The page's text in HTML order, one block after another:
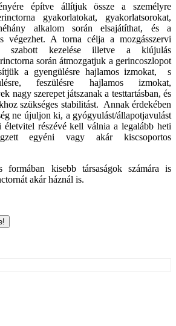
építve állítjuk össze a személyre
gyakorlatokat, gyakorlatsorokat,
alkalom során elsajátíthat, és a
végezhet. A torna célja a mozgásszervi
szabott kezelése illetve a kiújulás
során átmozgatjuk a gerincoszlopot
a gyengülésre hajlamos izmokat, s
feszülésre hajlamos izmokat,
nagy szerepet játszanak a testtartásban, és
szükséges stabilitást. Annak érdekében
ne újuljon ki, a gyógyulást/állapotjavulást
életvitel részévé kell válnia a legalább heti
egyéni vagy akár kiscsoportos
formában kisebb társaságok számára is
akár háznál is.